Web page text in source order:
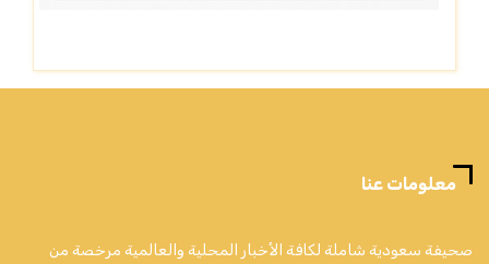
معلومات عنا
صحيفة سعودية شاملة لكافة الأخبار المحلية والعالمية مرخصة من